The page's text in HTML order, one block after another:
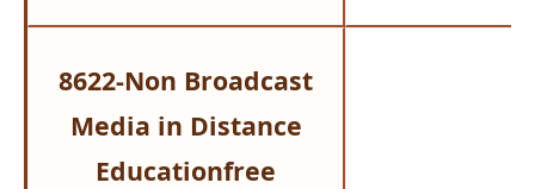
8622-Non Broadcast
Media in Distance
Educationfree